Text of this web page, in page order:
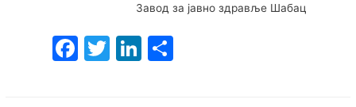
Завод за јавно здравље Шабац
F T Li S